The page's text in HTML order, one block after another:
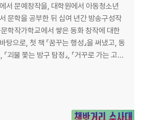
『내일은 해가 뜬다』는 산업화와 새마을 운동
에 사람들이 살아간 모습을 생생하게 담은
사를
적신 ‘이산가족 찾기’ 이야기
다
서 문예창작을, 대학원에서 아동청소년
문학을 공부한 뒤 십여 년간 방송구성작
학작가학교에서 쌓은 동화 창작에 대한
탕으로, 첫 책 『꿈꾸는 행성』을 써냈고, 동
『괴물 쫓는 방구 탐정』, 『거꾸로 가는 고양
지 않지만 느낄 수 있는 곳, 없지만 있을
말고